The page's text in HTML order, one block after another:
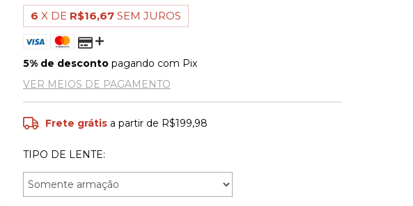
6 X DE R$16,67 SEM JUROS
5% de desconto pagando com Pix
VER MEIOS DE PAGAMENTO
Frete grátis a partir de R$199,98
TIPO DE LENTE: